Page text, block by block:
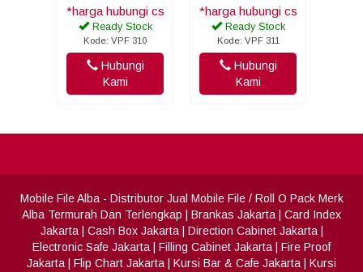
*harga hubungi cs
Ready Stock
Kode: VPF 310
Hubungi
Kami
*harga hubungi cs
Ready Stock
Kode: VPF 311
Hubungi
Kami
Mobile File Alba- Distributor Jual Mobile File / Roll O Pack Merk
Alba Termurah Dan Terlengkap | Brankas Jakarta | Card Index
Jakarta| Cash Box Jakarta| Direction Cabinet Jakarta|
Electronic Safe Jakarta | Filling Cabinet Jakarta | Fire Proof
Jakarta | Flip Chart Jakarta | Kursi Bar & Cafe Jakarta | Kursi